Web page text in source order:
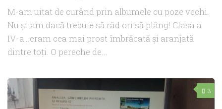
M-am uitat de curând prin albumele cu poze vechi.
Nu ştiam dacă trebuie să râd ori să plâng! Clasa a
IV-a…eram cea mai prost îmbrăcată şi aranjată
dintre toţi. O pereche de...
3